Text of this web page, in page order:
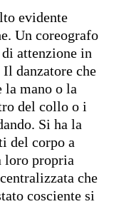
evidente
Un coreografo
attenzione in
danzatore che
la mano o la
del collo o i
Si ha la
del corpo a
loro propria
che
cosciente si